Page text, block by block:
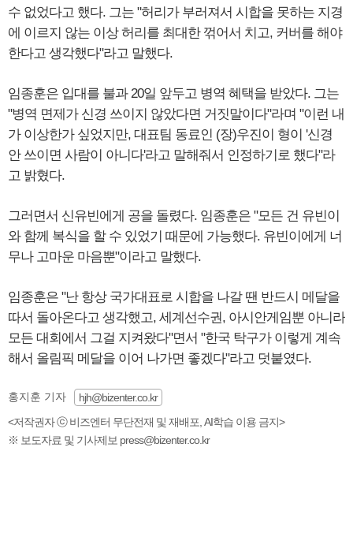
수 없었다고 했다. 그는 "허리가 부러져서 시합을 못하는 지경
에 이르지 않는 이상 허리를 최대한 꺾어서 치고, 커버를 해야
한다고 생각했다"라고 말했다.
임종훈은 입대를 불과 20일 앞두고 병역 혜택을 받았다. 그는
"병역 면제가 신경 쓰이지 않았다면 거짓말이다"라며 "이런 내
가 이상한가 싶었지만, 대표팀 동료인 (장)우진이 형이 '신경
안 쓰이면 사람이 아니다'라고 말해줘서 인정하기로 했다"라
고 밝혔다.
그러면서 신유빈에게 공을 돌렸다. 임종훈은 "모든 건 유빈이
와 함께 복식을 할 수 있었기 때문에 가능했다. 유빈이에게 너
무나 고마운 마음뿐"이라고 말했다.
임종훈은 "난 항상 국가대표로 시합을 나갈 땐 반드시 메달을
따서 돌아온다고 생각했고, 세계선수권, 아시안게임뿐 아니라
모든 대회에서 그걸 지켜왔다"면서 "한국 탁구가 이렇게 계속
해서 올림픽 메달을 이어 나가면 좋겠다"라고 덧붙였다.
홍지훈 기자
hjh@bizenter.co.kr
<저작권자 ⓒ 비즈엔터 무단전재 및 재배포, AI학습 이용 금지>
※ 보도자료 및 기사제보 press@bizenter.co.kr